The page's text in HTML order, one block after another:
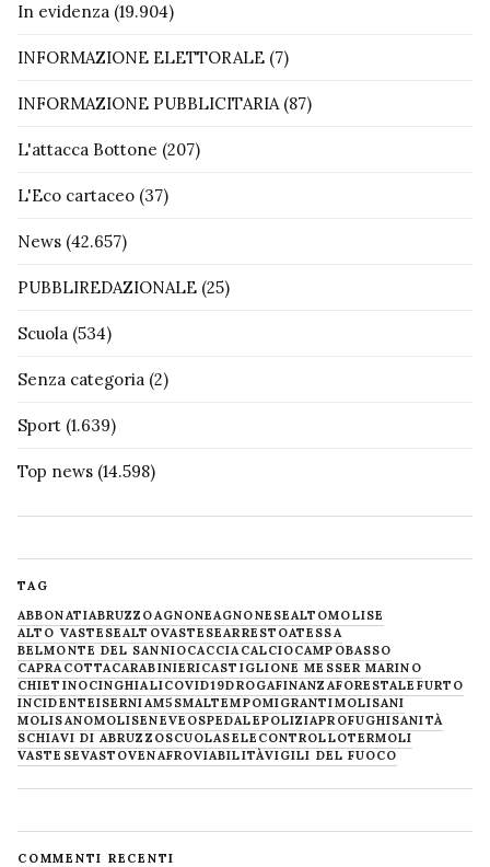
In evidenza (19.904)
INFORMAZIONE ELETTORALE (7)
INFORMAZIONE PUBBLICITARIA(87)
L'attacca Bottone (207)
L'Eco cartaceo (37)
News (42.657)
PUBBLIREDAZIONALE (25)
Scuola (534)
Senza categoria (2)
Sport (1.639)
Top news (14.598)
TAG
ABBONATIABRUZZOAGNONEAGNONESEALTOMOLISE
ALTO VASTESEALTOVASTESEARRESTOATESSA
BELMONTE DEL SANNIOCACCIACALCIOCAMPOBASSO
CAPRACOTTACARABINIERICASTIGLIONE MESSER MARINO
CHIETINOCINGHIALICOVID19DROGAFINANZAFORESTALE FURTO
INCIDENTEISERNIAM5SMALTEMPOMIGRANTIMOLISANI
MOLISANOMOLISENEVE OSPEDALEPOLIZIAPROFUGHISANITÀ
SCHIAVI DI ABRUZZOSCUOLASELECONTROLLOTERMOLI
VASTESEVASTOVENAFROVIABILITÀVIGILI DEL FUOCO
COMMENTI RECENTI